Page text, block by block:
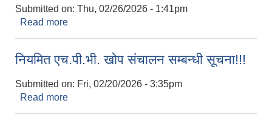
Submitted on: Thu, 02/26/2026 - 1:41pm
Read more
नियमित एच.पी.भी. खोप संचालन सम्बन्धी सूचना!!!
Submitted on: Fri, 02/20/2026 - 3:35pm
Read more